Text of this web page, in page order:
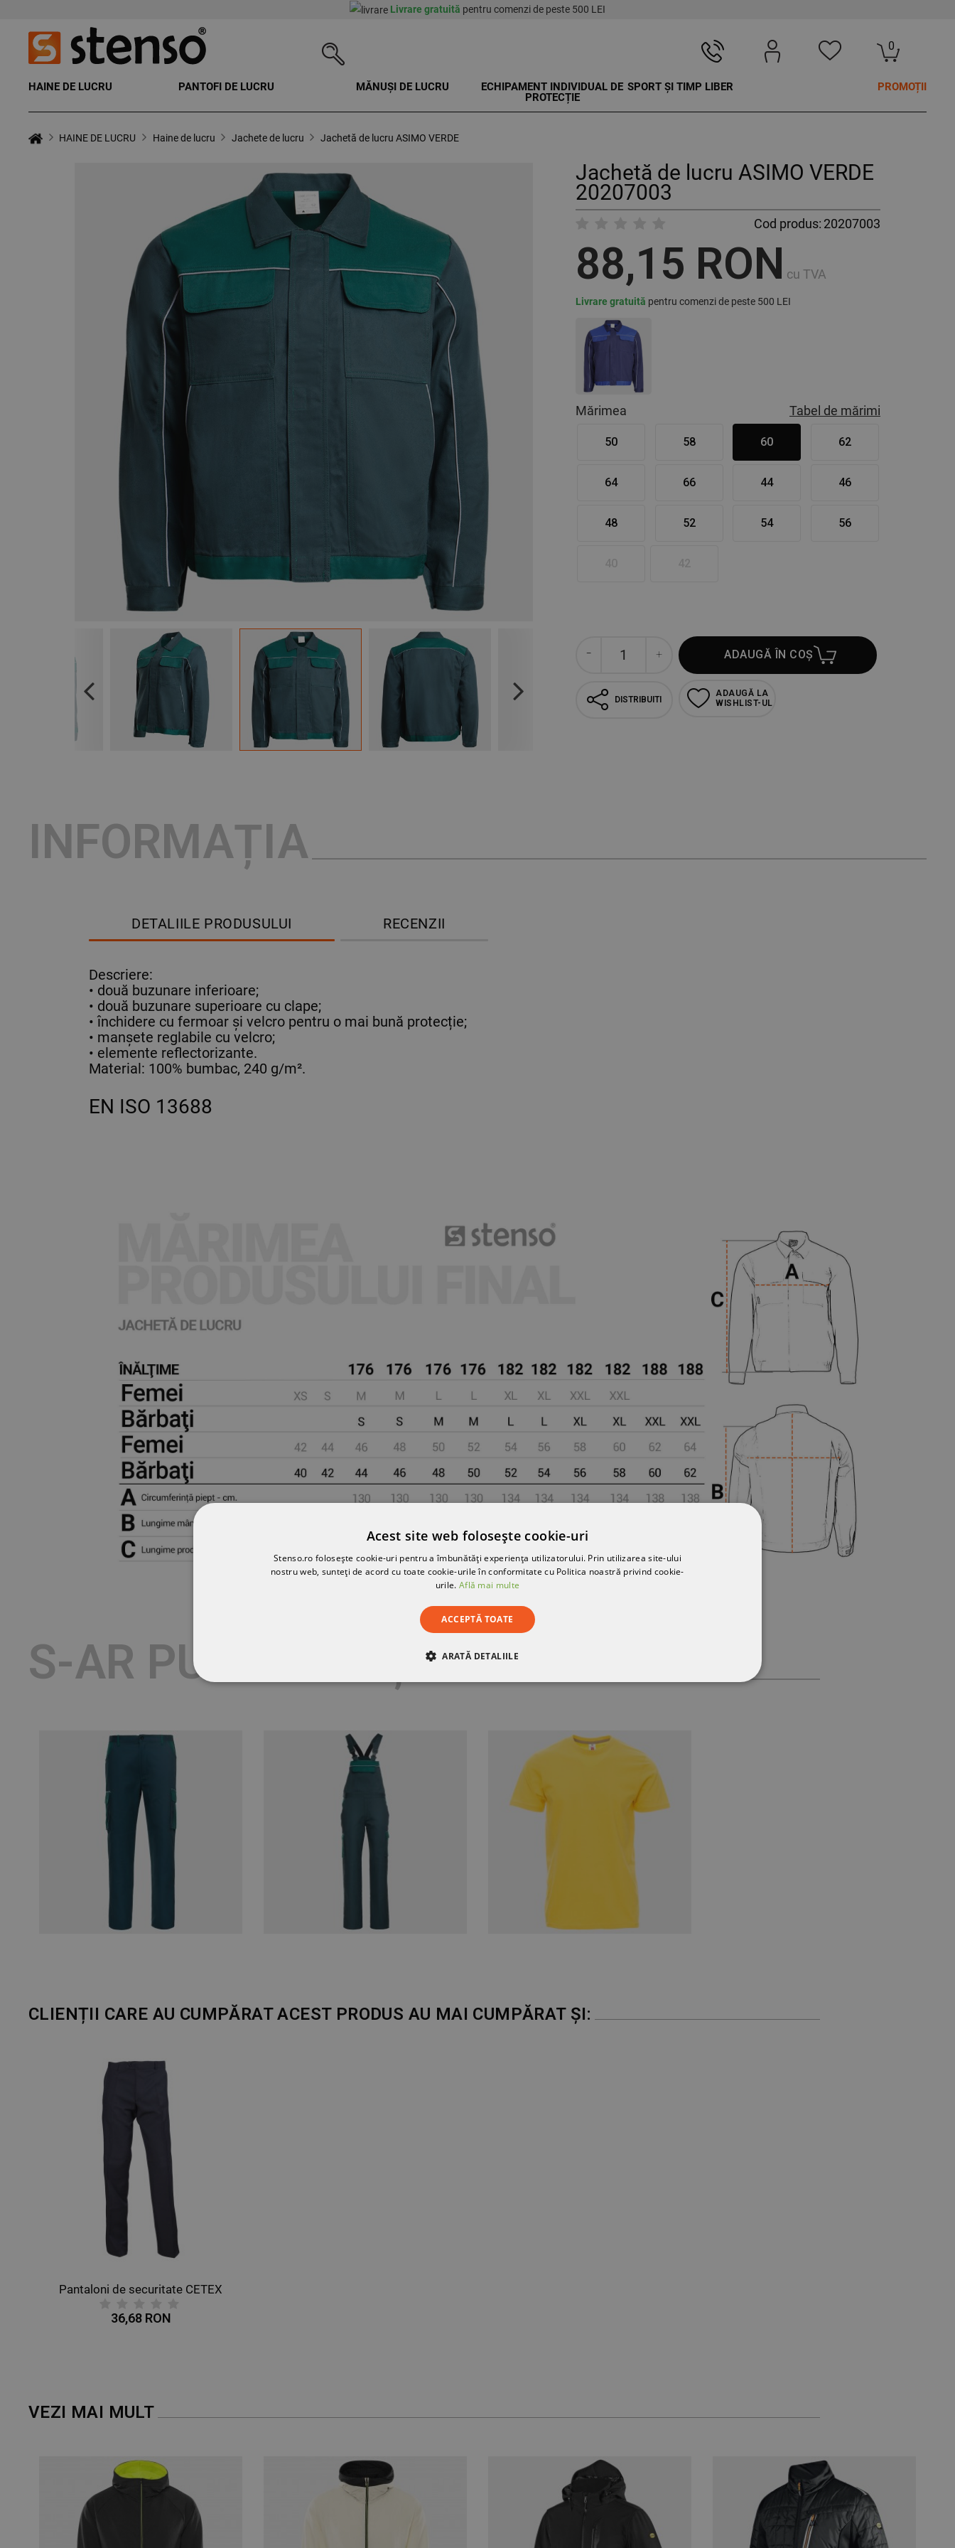
Livrare gratuită pentru comenzi de peste 500 LEI
0
HAINE DE LUCRU PANTOFI DE LUCRU MĂNUȘI DE LUCRU
ECHIPAMENT INDIVIDUAL DE
PROTECȚIE
SPORT ȘI TIMP LIBER PROMOȚII
HAINE DE LUCRU Haine de lucru Jachete de lucru Jachetă de lucru ASIMO VERDE
Previous Next
Jachetă de lucru ASIMO VERDE
20207003
Cod produs: 20207003
88,15 RON cu TVA
Livrare gratuită pentru comenzi de peste 500 LEI
Mărimea Tabel de mărimi
50 58 60 62
64 66 44 46
48 52 54 56
ADAUGĂ ÎN COȘ
DISTRIBUITI
ADAUGĂ LA
WISHLIST-UL
INFORMAȚIA
DETALIILE PRODUSULUI RECENZII
Descriere:
• două buzunare inferioare;
• două buzunare superioare cu clape;
• închidere cu fermoar și velcro pentru o mai bună protecție;
• manșete reglabile cu velcro;
• elemente reflectorizante.
Material: 100% bumbac, 240 g/m².
EN ISO 13688
S-AR PUTEA SĂ-ȚI PLACĂ
CLIENȚII CARE AU CUMPĂRAT ACEST PRODUS AU MAI CUMPĂRAT ȘI:
Pantaloni de securitate CETEX
36,68 RON
VEZI MAI MULT
Acest site web folosește cookie-uri
Stenso.ro folosește cookie-uri pentru a îmbunătăți experiența utilizatorului. Prin utilizarea site-ului
nostru web, sunteți de acord cu toate cookie-urile în conformitate cu Politica noastră privind cookie-
urile. Află mai multe
ACCEPTĂ TOATE
ARATĂ DETALIILE
DE PERFORMANȚĂ